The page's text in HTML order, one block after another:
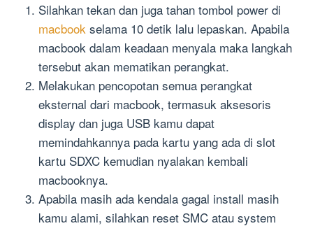
Silahkan tekan dan juga tahan tombol power di
macbook selama 10 detik lalu lepaskan. Apabila
macbook dalam keadaan menyala maka langkah
tersebut akan mematikan perangkat.
Melakukan pencopotan semua perangkat
eksternal dari macbook, termasuk aksesoris
display dan juga USB kamu dapat
memindahkannya pada kartu yang ada di slot
kartu SDXC kemudian nyalakan kembali
macbooknya.
Apabila masih ada kendala gagal install masih
kamu alami, silahkan reset SMC atau system